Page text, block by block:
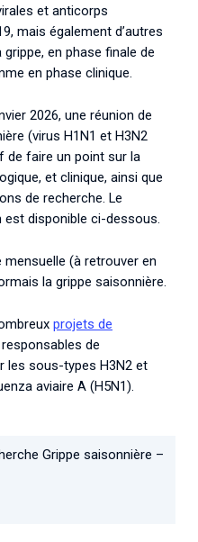
et anticorps
mais également d’autres
en phase finale de
en phase clinique.
2026, une réunion de
(virus H1N1 et H3N2
de faire un point sur la
et clinique, ainsi que
de recherche. Le
disponible ci-dessous.
mensuelle (à retrouver en
la grippe saisonnière.
projets de
de
les sous-types H3N2 et
aviaire A (H5N1).
Grippe saisonnière –